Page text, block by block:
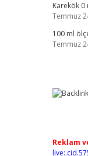
Karekök 0
Temmuz
100 ml
Temmuz
Reklam